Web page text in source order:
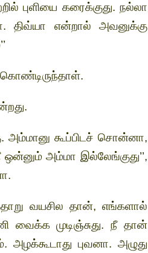
புளியை கரைக்குது. நல்லா
திவ்யா என்றால் அவனுக்கு
அம்மானு கூப்பிடச் சொன்னா,
அம்மா இல்லேங்குது’’,
வயசில தான், எங்களால்
முடிஞ்சுது. நீ தான்
புவனா. அழுது